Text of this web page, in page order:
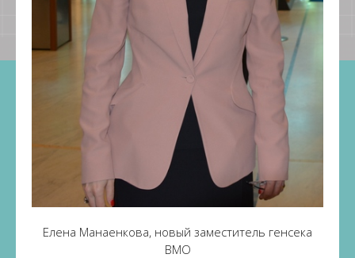
Елена Манаенкова, новый заместитель генсека
ВМО